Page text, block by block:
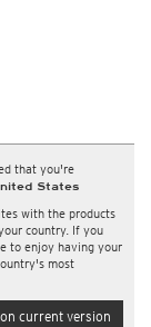
that you're
States
with the products
country. If you
to enjoy having your
most
current version